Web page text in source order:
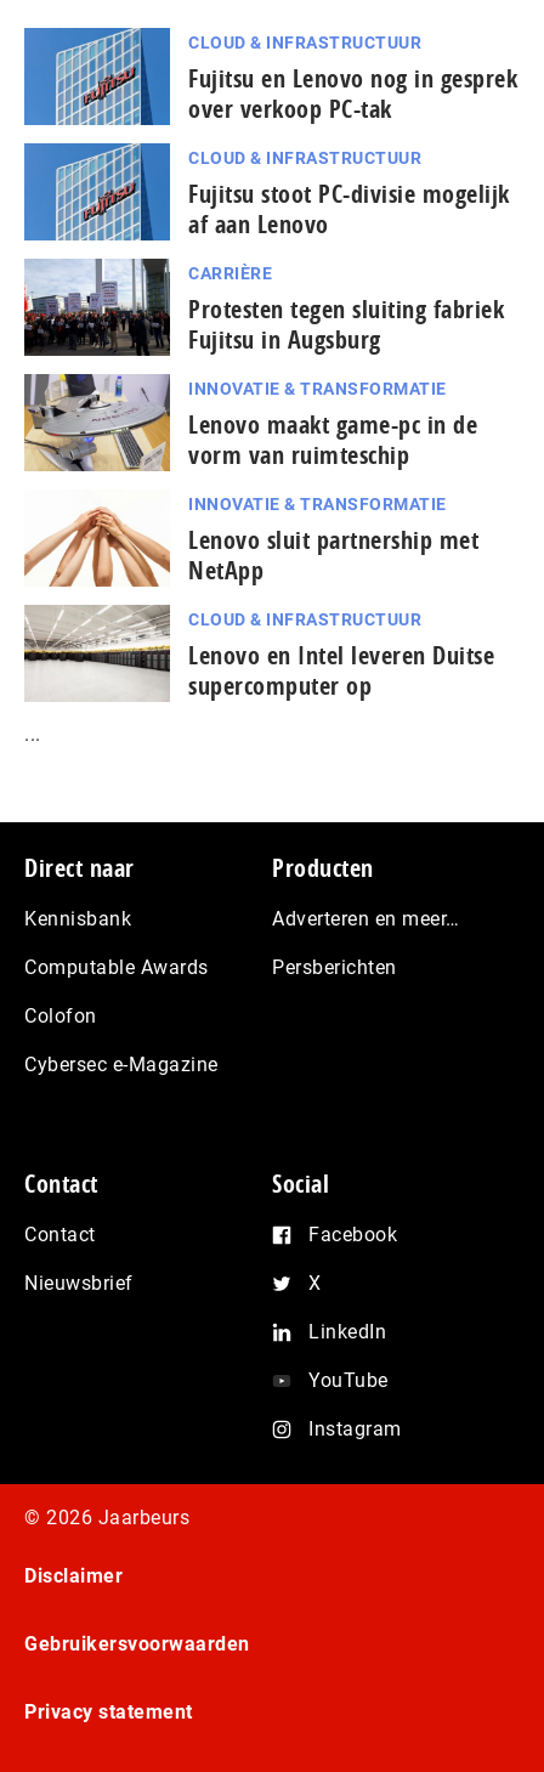
CLOUD & INFRASTRUCTUUR
Fujitsu en Lenovo nog in gesprek
over verkoop PC-tak
CLOUD & INFRASTRUCTUUR
Fujitsu stoot PC-divisie mogelijk
af aan Lenovo
CARRIÈRE
Protesten tegen sluiting fabriek
Fujitsu in Augsburg
INNOVATIE & TRANSFORMATIE
Lenovo maakt game-pc in de
vorm van ruimteschip
INNOVATIE & TRANSFORMATIE
Lenovo sluit partnership met
NetApp
CLOUD & INFRASTRUCTUUR
Lenovo en Intel leveren Duitse
supercomputer op
...
Footer
Direct naar
Kennisbank
Computable Awards
Colofon
Cybersec e-Magazine
Producten
Adverteren en meer…
Persberichten
Contact
Contact
Nieuwsbrief
Social
Facebook
X
LinkedIn
YouTube
Instagram
© 2026 Jaarbeurs
Disclaimer
Gebruikersvoorwaarden
Privacy statement